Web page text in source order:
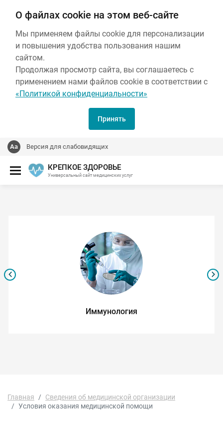
О файлах cookie на этом веб-сайте
Мы применяем файлы cookie для персонализации
и повышения удобства пользования нашим
сайтом.
Продолжая просмотр сайта, вы соглашаетесь с
применением нами файлов cookie в соответствии с
«Политикой конфиденциальности»
Принять
Версия для слабовидящих
КРЕПКОЕ ЗДОРОВЬЕ
Универсальный сайт медицинских услуг
Иммунология
Главная
Сведения об медицинской организации
Условия оказания медицинской помощи